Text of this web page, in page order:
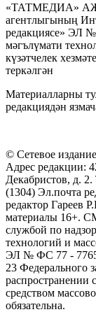
«ТАТМЕДИА» АҖ
агентлыгының
редакциясе» ЭЛ
мәгълүмати
күзәтчелек
теркәлгән
Материалларны
редакциядән
© Сетевое
Адрес редакции:
Декабристов, д.
(1304) Эл.почта
редактор Гареев
материалы 16+.
службой по
технологий и
ЭЛ № ФС 77 -
23 Федерального
распространении
средством
обязательна.